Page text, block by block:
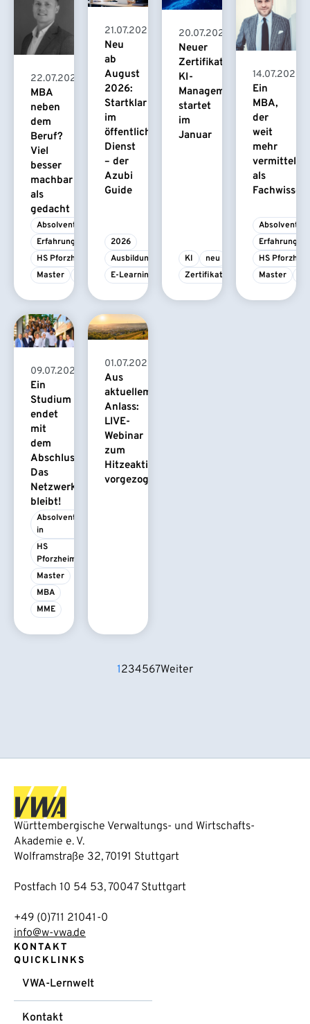
22.07.2026
MBA
neben
dem
Beruf?
Viel
besser
machbar
als
gedacht
Absolvent/-in
Erfahrungsbericht
HS Pforzheim
Master
21.07.2026
Neu
ab
August
2026:
Startklar
im
öffentlichen
Dienst
– der
Azubi
Guide
2026
Ausbildung
E-Learning
20.07.2026
Neuer
Zertifikatskurs
KI-
Management
startet
im
Januar
KI
neu
Zertifikatskurs
14.07.2026
Ein
MBA,
der
weit
mehr
vermittelt
als
Fachwissen
Absolvent/-
HS
Master
09.07.2026
Ein
Studium
endet
mit
dem
Abschluss.
Das
Netzwerk
bleibt!
Absolvent/-
in
HS
Pforzheim
Master
MBA
MME
01.07.2026
Aus
aktuellem
Anlass:
LIVE-
Webinar
zum
Hitzeaktionsplan
vorgezogen
1234567Weiter
Württembergische Verwaltungs- und Wirtschafts-
Akademie e. V.
Wolframstraße 32, 70191 Stuttgart
Postfach 10 54 53, 70047 Stuttgart
+49 (0)711 21041-0
info@w-vwa.de
KONTAKT
QUICKLINKS
VWA-Lernwelt
Kontakt